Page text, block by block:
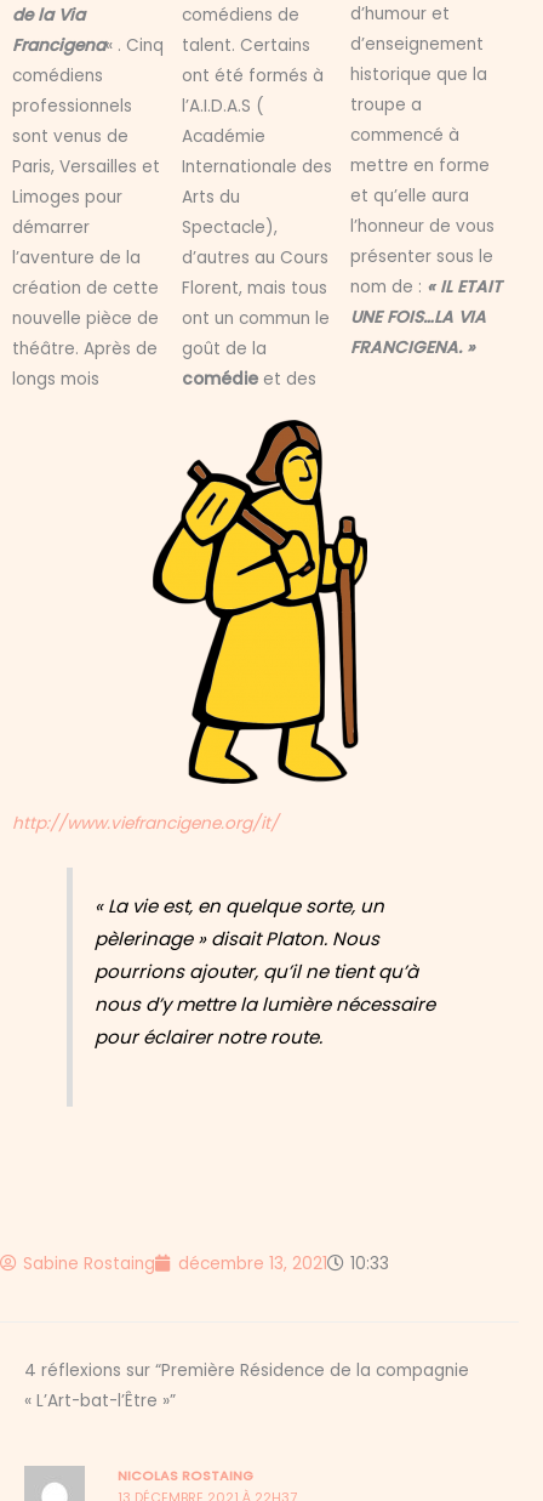
de la Via
Francigena« . Cinq
comédiens
professionnels
sont venus de
Paris, Versailles et
Limoges pour
démarrer
l’aventure de la
création de cette
nouvelle pièce de
théâtre. Après de
longs mois
comédiens de
talent. Certains
ont été formés à
l’A.I.D.A.S (
Académie
Internationale des
Arts du
Spectacle),
d’autres au Cours
Florent, mais tous
ont un commun le
goût de la
comédieet des
d’humour et
d’enseignement
historique que la
troupe a
commencé à
mettre en forme
et qu’elle aura
l’honneur de vous
présenter sous le
nom de : « IL ETAIT
UNE FOIS…LA VIA
FRANCIGENA. »
http://www.viefrancigene.org/it/
« La vie est, en quelque sorte, un
pèlerinage »disait Platon. Nous
pourrions ajouter, qu’il ne tient qu’à
nous d’y mettre la lumière nécessaire
pour éclairer notre route.
Sabine Rostaing décembre 13, 2021 10:33
4 réflexions sur “Première Résidence de la compagnie
« L’Art-bat-l’Être »”
NICOLAS ROSTAING